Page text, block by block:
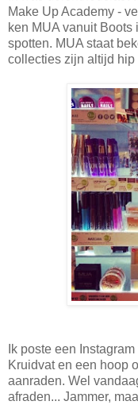
Make Up Academy -
ken MUA vanuit
spotten. MUA staat
collecties zijn altijd hip
Ik poste een
Kruidvat en een hoop
aanraden. Wel
afraden... Jammer,